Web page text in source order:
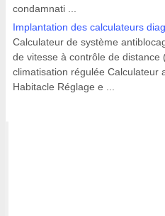
condamnati ...
Implantation des calculateurs
Calculateur de système
de vitesse à contrôle de
climatisation régulée Calculateur
Habitacle Réglage e ...